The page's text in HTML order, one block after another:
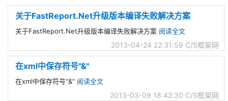
关于FastReport.Net升级版本编译失败解决方案
关于FastReport.Net升级版本编译失败解决方案 阅读全文
2013-04-24 22:31:59 C/S框架网
在xml中保存符号"&"
在xml中保存符号"&" 阅读全文
2013-03-09 18:42:30 C/S框架网